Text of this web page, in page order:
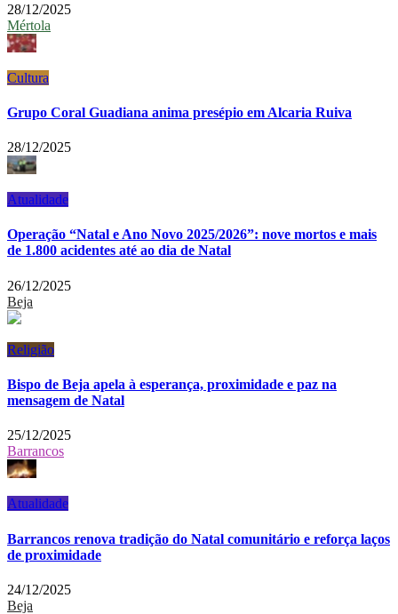
28/12/2025
Mértola
Cultura
Grupo Coral Guadiana anima presépio em Alcaria Ruiva
28/12/2025
Atualidade
Operação “Natal e Ano Novo 2025/2026”: nove mortos e mais
de 1.800 acidentes até ao dia de Natal
26/12/2025
Beja
Religião
Bispo de Beja apela à esperança, proximidade e paz na
mensagem de Natal
25/12/2025
Barrancos
Atualidade
Barrancos renova tradição do Natal comunitário e reforça laços
de proximidade
24/12/2025
Beja